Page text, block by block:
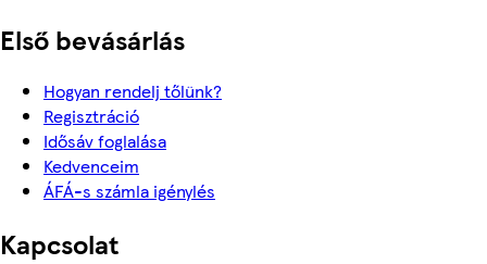
Első bevásárlás
Hogyan rendelj tőlünk?
Regisztráció
Idősáv foglalása
Kedvenceim
ÁFÁ-s számla igénylés
Kapcsolat